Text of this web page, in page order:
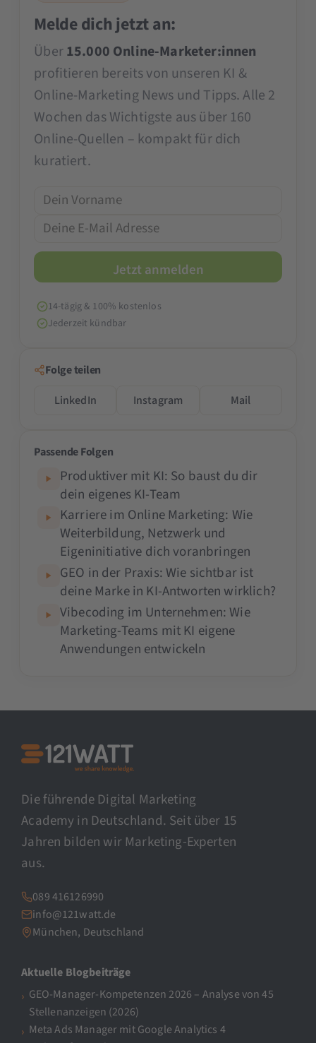
Melde dich jetzt an:
Über15.000 Online-Marketer:innen
profitieren bereits von unseren KI &
Online-Marketing News und Tipps. Alle 2
Wochen das Wichtigste aus über 160
Online-Quellen – kompakt für dich
kuratiert.
14-tägig & 100% kostenlos
Jederzeit kündbar
Folge teilen
LinkedIn
Instagram Mail
Passende Folgen
Produktiver mit KI: So baust du dir
dein eigenes KI-Team
Karriere im Online Marketing: Wie
Weiterbildung, Netzwerk und
Eigeninitiative dich voranbringen
GEO in der Praxis: Wie sichtbar ist
deine Marke in KI-Antworten wirklich?
Vibecoding im Unternehmen: Wie
Marketing-Teams mit KI eigene
Anwendungen entwickeln
Die führende Digital Marketing
Academy in Deutschland. Seit über 15
Jahren bilden wir Marketing-Experten
aus.
089 416126990
info@121watt.de
München, Deutschland
Aktuelle Blogbeiträge
GEO-Manager-Kompetenzen 2026 – Analyse von 45
Stellenanzeigen (2026)
Meta Ads Manager mit Google Analytics 4